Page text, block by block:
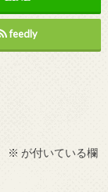
feedly
※ が付いている欄